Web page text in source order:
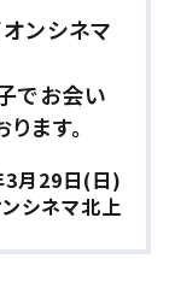
ンシネマ
でお会い
ます。
3月29日(日)
シネマ北上
閉じる
いた情報は解除
閉じる
だいた情報は解